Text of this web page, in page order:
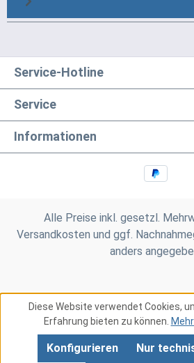
Service-Hotline
Service
Informationen
Alle Preise inkl. gesetzl.
Versandkosten und ggf.
anders
Diese Website verwendet Cookies,
Erfahrung bieten zu können.
Nur
Konfigurieren